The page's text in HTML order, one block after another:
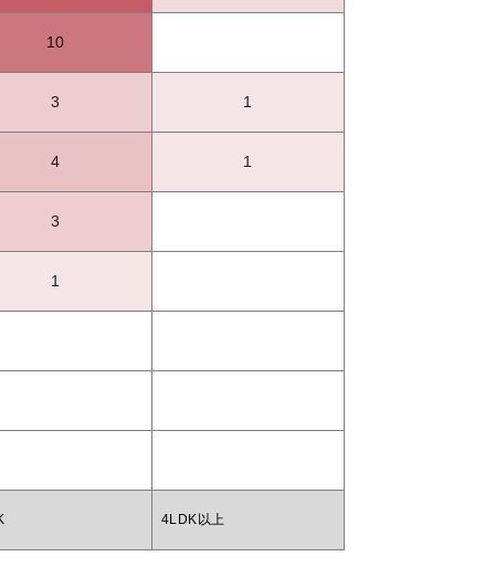
10
3 1
4 1
3
1
4LDK以上